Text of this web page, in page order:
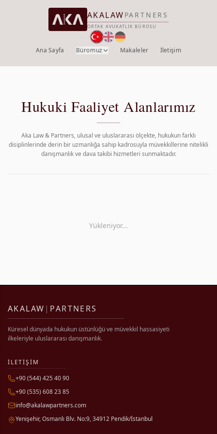
AKALAW PARTNERS
ORTAK AVUKATLIK BÜROSU
Ana Sayfa Büromuz Makaleler İletişim
Hukuki Faaliyet Alanlarımız
Aka Law & Partners, ulusal ve uluslararası ölçekte, hukukun farklı
disiplinlerinde derin bir uzmanlığa sahip kadrosuyla müvekkillerine nitelikli
danışmanlık ve dava takibi hizmetleri sunmaktadır.
Yükleniyor...
AKALAW | PARTNERS
Küresel dünyada hukukun üstünlüğü ve müvekkil hassasiyeti
ilkeleriyle uluslararası danışmanlık.
İLETİŞİM
+90 (544) 425 40 90
+90 (535) 608 23 85
info@akalawpartners.com
Yenişehir, Osmanlı Blv. No:9, 34912 Pendik/İstanbul